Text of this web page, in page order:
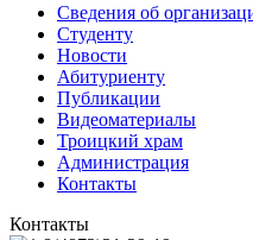
Сведения об
Студенту
Новости
Абитуриенту
Публикации
Видеоматериалы
Троицкий храм
Администрация
Контакты
Контакты